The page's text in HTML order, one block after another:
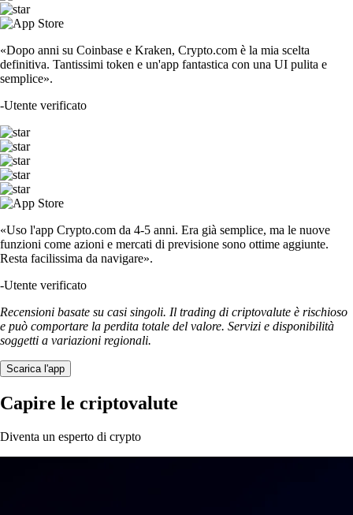
«Dopo anni su Coinbase e Kraken, Crypto.com è la mia scelta
definitiva. Tantissimi token e un'app fantastica con una UI pulita e
semplice».
-Utente verificato
«Uso l'app Crypto.com da 4-5 anni. Era già semplice, ma le nuove
funzioni come azioni e mercati di previsione sono ottime aggiunte.
Resta facilissima da navigare».
-Utente verificato
Recensioni basate su casi singoli. Il trading di criptovalute è rischioso
e può comportare la perdita totale del valore. Servizi e disponibilità
soggetti a variazioni regionali.
Scarica l'app
Capire le criptovalute
Diventa un esperto di crypto